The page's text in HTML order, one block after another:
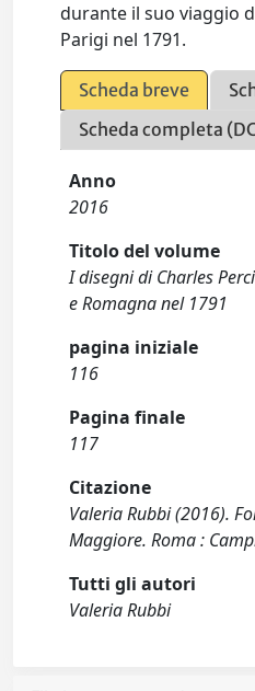
durante il suo viaggio
Parigi nel 1791.
Scheda breve
Scheda completa
Anno
2016
Titolo del volume
I disegni di Charles
e Romagna nel 1791
pagina iniziale
116
Pagina finale
117
Citazione
Valeria Rubbi (2016).
Maggiore. Roma :
Tutti gli autori
Valeria Rubbi